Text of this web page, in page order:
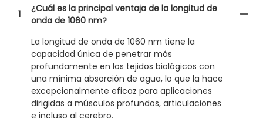
1
¿Cuál es la principal ventaja de la longitud de
onda de 1060 nm?
La longitud de onda de 1060 nm tiene la
capacidad única de penetrar más
profundamente en los tejidos biológicos con
una mínima absorción de agua, lo que la hace
excepcionalmente eficaz para aplicaciones
dirigidas a músculos profundos, articulaciones
e incluso al cerebro.